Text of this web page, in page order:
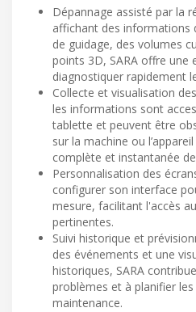
Dépannage assisté par la
affichant des informations
de guidage, des volumes
points 3D, SARA offre une
diagnostiquer rapidement
Collecte et visualisation
les informations sont
tablette et peuvent être
sur la machine ou
complète et instantanée
Personnalisation des
configurer son interface
mesure, facilitant l'accès
pertinentes.
Suivi historique et
des événements et une
historiques, SARA
problèmes et à planifier
maintenance.